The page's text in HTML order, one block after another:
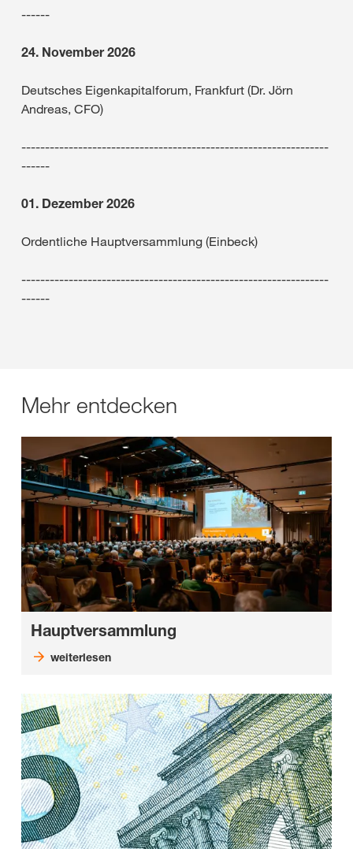
------
24. November 2026
Deutsches Eigenkapitalforum, Frankfurt (Dr. Jörn
Andreas, CFO)
-----------------------------------------------------------------
------
01. Dezember 2026
Ordentliche Hauptversammlung (Einbeck)
-----------------------------------------------------------------
------
Mehr entdecken
Hauptversammlung
weiterlesen